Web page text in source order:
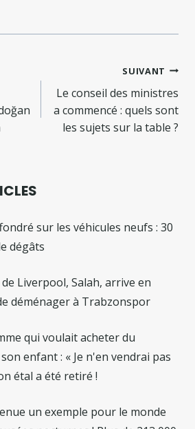
SUIVANT
Le conseil des ministres
a commencé : quels sont
les sujets sur la table ?
sur les véhicules neufs : 30
dégâts
Liverpool, Salah, arrive en
déménager à Trabzonspor
qui voulait acheter du
enfant : « Je n'en vendrai pas
étal a été retiré !
un exemple pour le monde